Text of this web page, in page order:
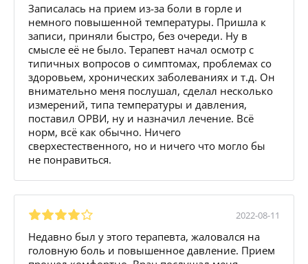
Записалась на прием из-за боли в горле и
немного повышенной температуры. Пришла к
записи, приняли быстро, без очереди. Ну в
смысле её не было. Терапевт начал осмотр с
типичных вопросов о симптомах, проблемах со
здоровьем, хронических заболеваниях и т.д. Он
внимательно меня послушал, сделал несколько
измерений, типа температуры и давления,
поставил ОРВИ, ну и назначил лечение. Всё
норм, всё как обычно. Ничего
сверхестественного, но и ничего что могло бы
не понравиться.
2022-08-11
Недавно был у этого терапевта, жаловался на
головную боль и повышенное давление. Прием